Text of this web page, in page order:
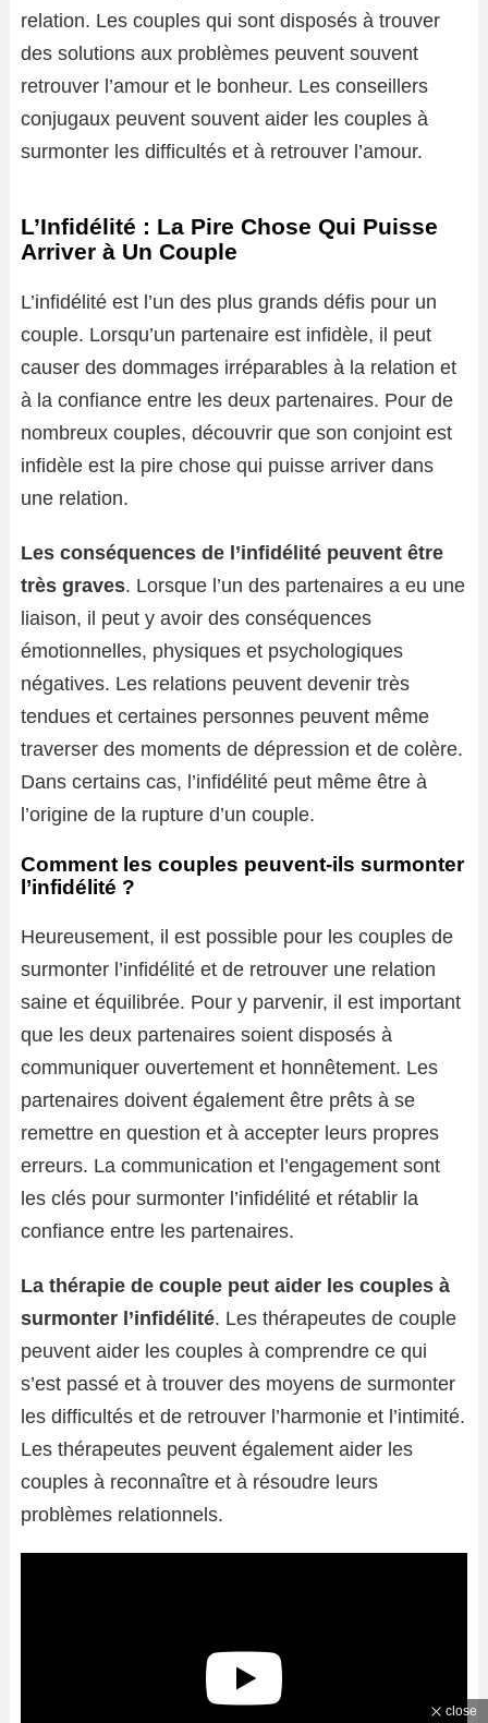
relation. Les couples qui sont disposés à trouver
des solutions aux problèmes peuvent souvent
retrouver l’amour et le bonheur. Les conseillers
conjugaux peuvent souvent aider les couples à
surmonter les difficultés et à retrouver l’amour.
L’Infidélité : La Pire Chose Qui Puisse
Arriver à Un Couple
L’infidélité est l’un des plus grands défis pour un
couple. Lorsqu’un partenaire est infidèle, il peut
causer des dommages irréparables à la relation et
à la confiance entre les deux partenaires. Pour de
nombreux couples, découvrir que son conjoint est
infidèle est la pire chose qui puisse arriver dans
une relation.
Les conséquences de l’infidélité peuvent être
très graves. Lorsque l’un des partenaires a eu une
liaison, il peut y avoir des conséquences
émotionnelles, physiques et psychologiques
négatives. Les relations peuvent devenir très
tendues et certaines personnes peuvent même
traverser des moments de dépression et de colère.
Dans certains cas, l’infidélité peut même être à
l’origine de la rupture d’un couple.
Comment les couples peuvent-ils surmonter
l’infidélité ?
Heureusement, il est possible pour les couples de
surmonter l’infidélité et de retrouver une relation
saine et équilibrée. Pour y parvenir, il est important
que les deux partenaires soient disposés à
communiquer ouvertement et honnêtement. Les
partenaires doivent également être prêts à se
remettre en question et à accepter leurs propres
erreurs. La communication et l’engagement sont
les clés pour surmonter l’infidélité et rétablir la
confiance entre les partenaires.
La thérapie de couple peut aider les couples à
surmonter l’infidélité. Les thérapeutes de couple
peuvent aider les couples à comprendre ce qui
s’est passé et à trouver des moyens de surmonter
les difficultés et de retrouver l’harmonie et l’intimité.
Les thérapeutes peuvent également aider les
couples à reconnaître et à résoudre leurs
problèmes relationnels.
close